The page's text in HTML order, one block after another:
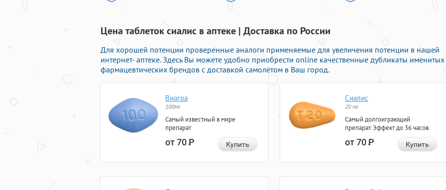
Цена таблеток сиалис в аптеке | Доставка по России
Для хорошей потенции проверенные аналоги применяемые для увеличения потенции в нашей
интернет- аптеке. Здесь Вы можете удобно приобрести online качественные дубликаты именитых
фармацевтических брендов с доставкой самолётом в Ваш город.
Виагра
100мг
Самый известный в мире
препарат
от 70Р Купить
Сиалис
20 мг
Самый долгоиграющий
препарат. Эффект до 36 часов.
от 70Р Купить